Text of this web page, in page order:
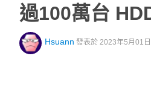
過100萬台
Hsuann 發表於 2023年5月01